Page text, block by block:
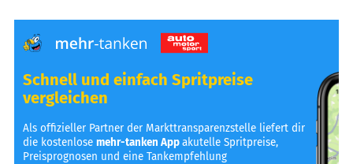
Schnell und einfach Spritpreise
vergleichen
Als offizieller Partner der Markttransparenzstelle liefert dir
die kostenlosemehr-tanken Appakutelle Spritpreise,
Preisprognosen und eine Tankempfehlung